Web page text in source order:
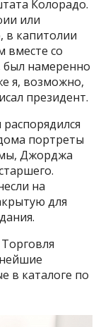
Колорадо.
или
в капитолии
вместе со
был намеренно
я, возможно,
президент.
портреты
Джорджа
на
для
в каталоге по